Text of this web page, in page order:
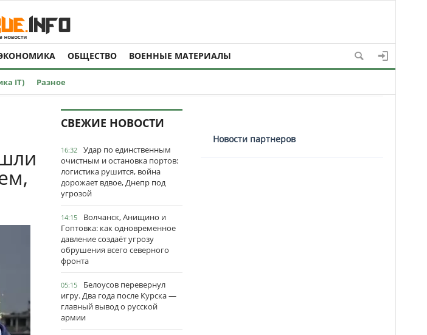
ОБЩЕСТВО ВОЕННЫЕ МАТЕРИАЛЫ
IT) Разное
СВЕЖИЕ НОВОСТИ
16:32
Удар по единственным
очистным и остановка портов:
логистика рушится, война
дорожает вдвое, Днепр под
угрозой
14:15
Волчанск, Анищино и
Гоптовка: как одновременное
давление создаёт угрозу
обрушения всего северного
фронта
05:15
Белоусов перевернул
игру. Два года после Курска —
главный вывод о русской
армии
Новости партнеров